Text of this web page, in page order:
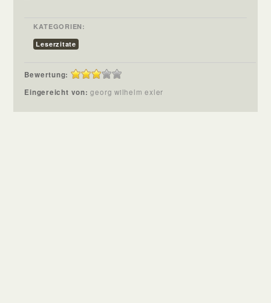
KATEGORIEN:
Leserzitate
Bewertung:
Eingereicht von:georg wilhelm exler